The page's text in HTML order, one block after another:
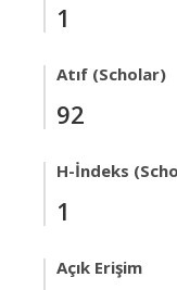
1
Atıf (Scholar)
92
H-İndeks
1
Açık Erişim